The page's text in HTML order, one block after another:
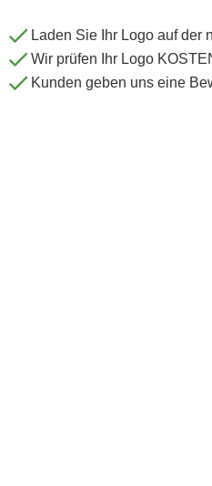
Laden Sie Ihr Logo auf der
Wir prüfen Ihr Logo
Kunden geben uns eine